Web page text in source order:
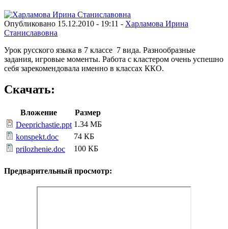
Опубликовано 15.12.2010 - 19:11 - Харламова Ирина
Станиславовна
Урок русского языка в 7 классе 7 вида. Разнообразные
задания, игровые моменты. Работа с кластером очень успешно
себя зарекомендовала именно в классах ККО.
Скачать:
Вложение
Размер
Deeprichastie.ppt 1.34 МБ
konspekt.doc
74 КБ
prilozhenie.doc
100 КБ
Предварительный просмотр: